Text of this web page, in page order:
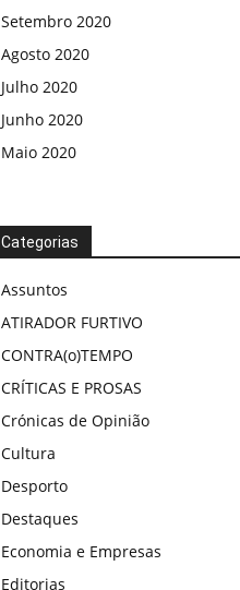
Setembro 2020
Agosto 2020
Julho 2020
Junho 2020
Maio 2020
Categorias
Assuntos
ATIRADOR FURTIVO
CONTRA(o)TEMPO
CRÍTICAS E PROSAS
Crónicas de Opinião
Cultura
Desporto
Destaques
Economia e Empresas
Editorias